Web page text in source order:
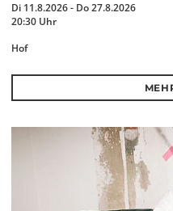
Di 11.8.2026 - Do 27.8.2026
20:30 Uhr
Hof